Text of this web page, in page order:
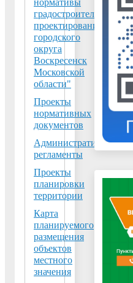
градостроительного
проектирования
городского
округа
Воскресенск
Московской
области"
Проекты
нормативных
документов
Административные
регламенты
Проекты
планировки
территории
Карта
планируемого
размещения
объектов
местного
значения